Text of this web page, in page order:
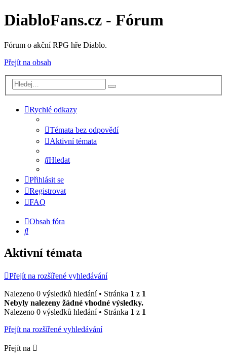
DiabloFans.cz - Fórum
Fórum o akční RPG hře Diablo.
Přejít na obsah
Rychlé odkazy
Témata bez odpovědí
Aktivní témata
Hledat
Přihlásit se
Registrovat
FAQ
Obsah fóra
Hledat
Aktivní témata
Přejít na rozšířené vyhledávání
Nalezeno 0 výsledků hledání • Stránka 1 z 1
Nebyly nalezeny žádné vhodné výsledky.
Nalezeno 0 výsledků hledání • Stránka 1 z 1
Přejít na rozšířené vyhledávání
Přejít na